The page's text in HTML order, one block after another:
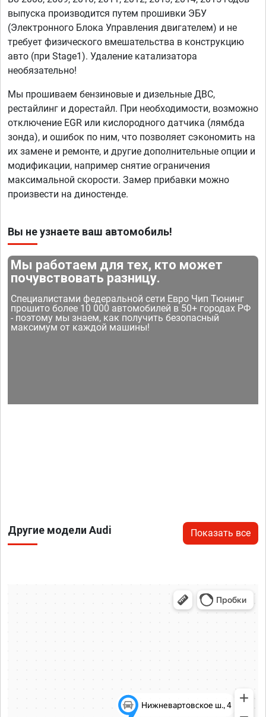
выпуска производится путем прошивки ЭБУ
(Электронного Блока Управления двигателем) и не
требует физического вмешательства в конструкцию
авто (при Stage1). Удаление катализатора
необязательно!
Мы прошиваем бензиновые и дизельные ДВС,
рестайлинг и дорестайл. При необходимости, возможно
отключение EGR или кислородного датчика (лямбда
зонда), и ошибок по ним, что позволяет сэкономить на
их замене и ремонте, и другие дополнительные опции и
модификации, например снятие ограничения
максимальной скорости. Замер прибавки можно
произвести на диностенде.
Вы не узнаете ваш автомобиль!
Мы работаем для тех, кто может
почувствовать разницу.
Специалистами федеральной сети Евро Чип Тюнинг
прошито более 10 000 автомобилей в 50+ городах РФ
- поэтому мы знаем, как получить безопасный
максимум от каждой машины!
Другие модели Audi Показать все